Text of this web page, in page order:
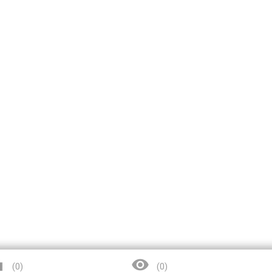
(0)  (0)